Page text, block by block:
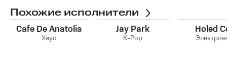
Похожие исполнители
Cafe De Anatolia
Хаус
Jay Park
K-Pop
Holed